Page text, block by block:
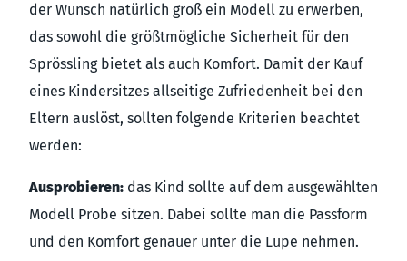
der Wunsch natürlich groß ein Modell zu erwerben,
das sowohl die größtmögliche Sicherheit für den
Sprössling bietet als auch Komfort. Damit der Kauf
eines Kindersitzes allseitige Zufriedenheit bei den
Eltern auslöst, sollten folgende Kriterien beachtet
werden:
Ausprobieren: das Kind sollte auf dem ausgewählten
Modell Probe sitzen. Dabei sollte man die Passform
und den Komfort genauer unter die Lupe nehmen.